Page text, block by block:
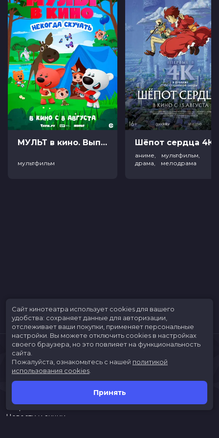
МУЛЬТ в кино. Выпуск №198. Некогда скучать (0+)
мультфильм
аниме, мультфильм,
драма, мелодрама
Скоро в кино
Новости и акции
Сайт кинотеатра использует cookies для вашего
удобства: сохраняет данные для авторизации,
отслеживает ваши покупки, применяет персональные
настройки. Вы можете отключить cookies в настройках
своего браузера, но это повлияет на функциональность
сайта.
Пожалуйста, ознакомьтесь с нашей политикой
использования cookies
Принять